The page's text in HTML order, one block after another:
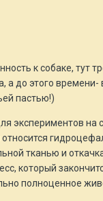
к собаке, тут
а до этого
пастью!)
экспериментов
тканью и
который
полноценное